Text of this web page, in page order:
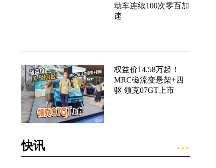
动车连续100次零百加
速
权益价14.58万起！
MRC磁流变悬架+四
驱 领克07GT上市
快讯